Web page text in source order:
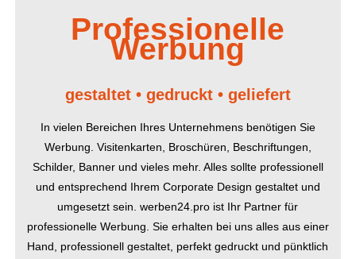
Professionelle
Werbung
gestaltet • gedruckt • geliefert
In vielen Bereichen Ihres Unternehmens benötigen Sie
Werbung. Visitenkarten, Broschüren, Beschriftungen,
Schilder, Banner und vieles mehr. Alles sollte professionell
und entsprechend Ihrem Corporate Design gestaltet und
umgesetzt sein. werben24.pro ist Ihr Partner für
professionelle Werbung. Sie erhalten bei uns alles aus einer
Hand, professionell gestaltet, perfekt gedruckt und pünktlich